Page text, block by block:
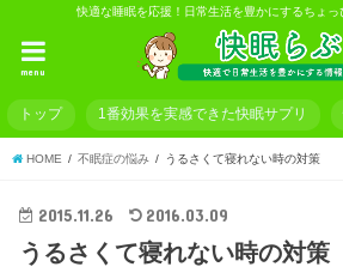
快適な睡眠を応援！日常生活を豊かにするちょ
menu
トップ 1番効果を実感できた快眠サプリ
HOME 不眠症の悩み うるさくて寝れない時の対策
2015.11.26 2016.03.09
うるさくて寝れない時の対策